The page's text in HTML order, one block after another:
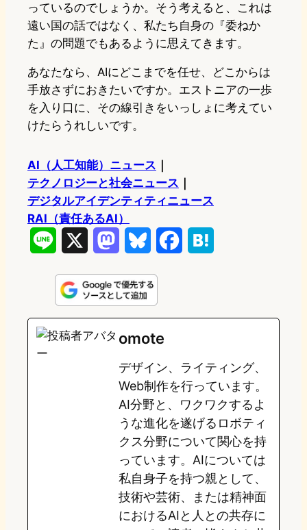
っているのでしょうか。そう考えると、これは
遠い国の話ではなく、私たち自身の『委ねか
た』の問題でもあるように思えてきます。
あなたなら、AIにどこまでを任せ、どこからは
手放さずにおきたいですか。エストニアの一歩
を入り口に、その線引きをいっしょに考えてい
けたらうれしいです。
AI（人工知能）ニュース
テクノロジーと社会ニュース
デジタルアイデンティティニュース
RAI（責任あるAI）
n
e
s
t
o
d
o
n
u
e
s
y
e
o
o
k
e
a
omote
デザイン、ライティング、
Web制作を行っています。
AI分野と、ワクワクするよ
うな進化を遂げるロボティ
クス分野について関心を持
っています。AIについては
私自身子を持つ親として、
技術や芸術、または精神面
におけるAIと人との共存に